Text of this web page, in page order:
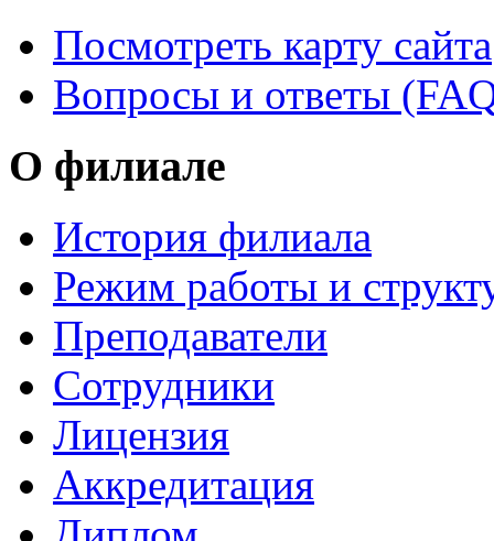
Посмотреть карту сайта
Вопросы и ответы
О филиале
История филиала
Режим работы и
Преподаватели
Сотрудники
Лицензия
Аккредитация